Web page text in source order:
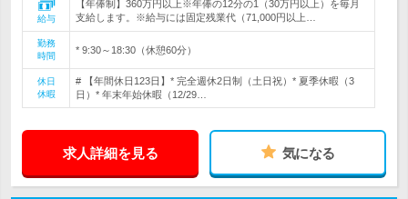
給与
【年俸制】360万円以上※年俸の12分の1（30万円以上）を毎月
支給します。※給与には固定残業代（71,000円以上…
勤務
時間
* 9:30～18:30（休憩60分）
休日
休暇
# 【年間休日123日】* 完全週休2日制（土日祝）* 夏季休暇（3
日）* 年末年始休暇（12/29…
求人詳細を見る 気になる